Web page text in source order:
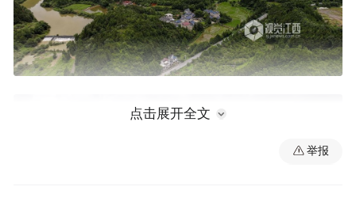
点击展开全文
举报